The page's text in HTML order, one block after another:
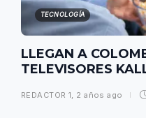
TECNOLOGÍA
LLEGAN A
TELEVISORES
REDACTOR 1 2 años ago